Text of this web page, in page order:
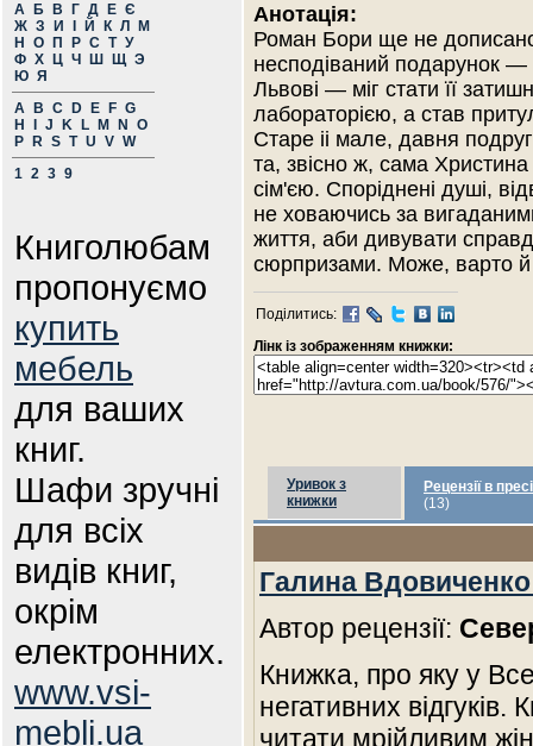
А Б В Г Д Е Є
Ж З И Й К Л
М
Н
О П Р С Т У
Ф Х Ц Ч Ш Щ Э
Ю Я
A
B C D E F G
H
J K L M N
O
P
R S T U V W
1 2 3 9
Книголюбам
пропонуємо
купить
мебель
для ваших
книг.
Шафи зручні
для всіх
видів книг,
окрім
електронних.
www.vsi-
mebli.ua
Анотація:
Роман Бори ще не
несподіваний подарунок —
Львові — міг стати її
лабораторією, а став
Старе іі мале, давня
та, звісно ж, сама
сім'єю. Споріднені душі,
не ховаючись за
життя, аби дивувати
сюрпризами. Може, варто й
Поділитись:
Лінк із зображенням книжки:
Уривок з
книжки
Рецензії в пресі
(13)
Галина Вдовиченко
Автор рецензії:
Книжка, про яку у
негативних
читати мрійливим